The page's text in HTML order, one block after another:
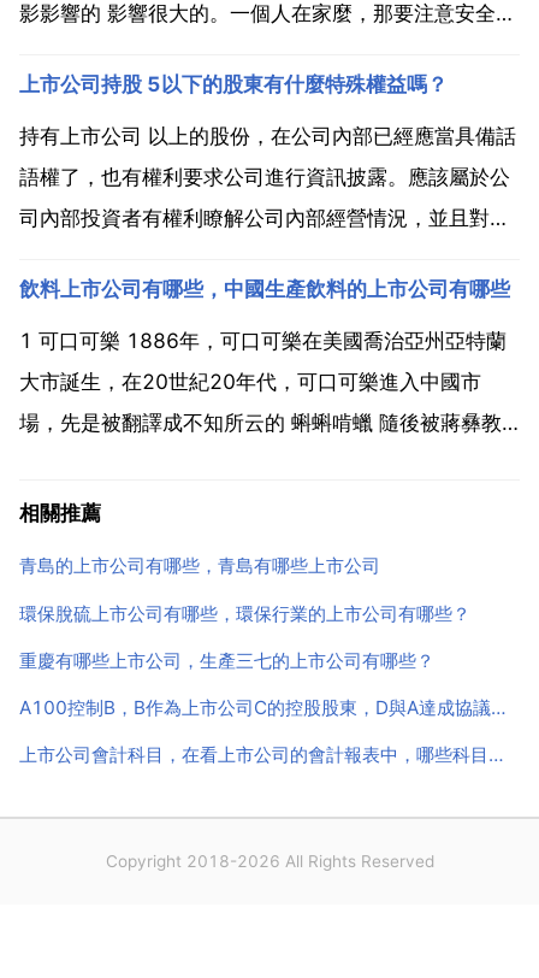
影影響的 影響很大的。一個人在家麼，那要注意安全
自己後悔的事啊，一個人偶爾享受一下休閒自得沒人打
擾的生活不是挺好的麼？可以晒晒太陽看看書，好好睡
一覺睡到自然...
上市公司持股 5以下的股東有什麼特殊權益嗎？
持有上市公司 以上的股份，在公司內部已經應當具備話
語權了，也有權利要求公司進行資訊披露。應該屬於公
司內部投資者有權利瞭解公司內部經營情況，並且對公
投票權的。上市公司本身股份非常分散，上市公司並不
像是普通個人創立的 個人成立的 擬持有 的股份，那你
可能只...
飲料上市公司有哪些，中國生產飲料的上市公司有哪些
1 可口可樂 1886年，可口可樂在美國喬治亞州亞特蘭
大市誕生，在20世紀20年代，可口可樂進入中國市
場，先是被翻譯成不知所云的 蝌蝌啃蠟 隨後被蔣彝教
90年代，由美國北卡羅萊納州藥劑師caleb bradham製
相關推薦
青島的上市公司有哪些，青島有哪些上市公司
環保脫硫上市公司有哪些，環保行業的上市公司有哪些？
重慶有哪些上市公司，生產三七的上市公司有哪些？
A100控制B，B作為上市公司C的控股股東，D與A達成協議轉讓B，D完全控制B，又是C的實際控制人
上市公司會計科目，在看上市公司的會計報表中，哪些科目最容
Copyright 2018-2026 All Rights Reserved